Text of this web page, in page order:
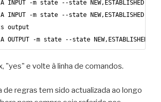
-m state --state
-m state --state
output
-m state --state
"yes" e volte à linha de comandos.
de regras tem sido actualizada ao longo